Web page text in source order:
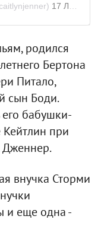
17 Лют 2019 р. о 6:03 PST
родился
Бертона
Питало,
сын Боди.
его бабушки-
при
внучка Сторми
и еще одна -